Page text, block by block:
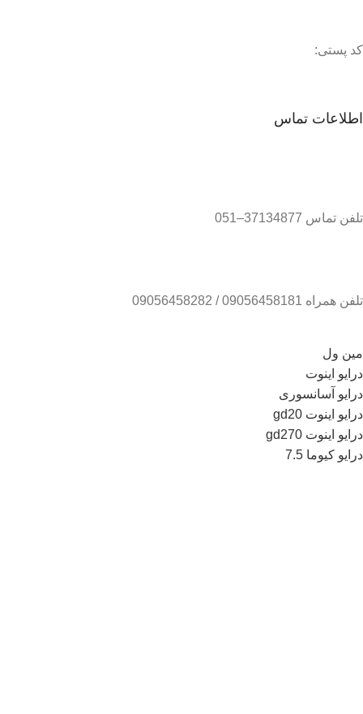
کد پستی:
اطلاعات تماس
تلفن تماس 37134877–051
تلفن همراه 09056458181 / 09056458282
مین ول
درایو اینوت
درایو آسانسوری
درایو اینوت gd20
درایو اینوت gd270
درایو کیوما 7.5